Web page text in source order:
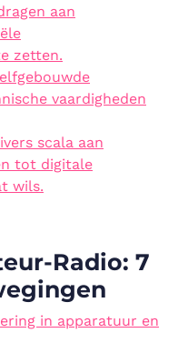
aan
zetten.
vaardigheden
scala aan
tot digitale
wils.
Radio: 7
in apparatuur en